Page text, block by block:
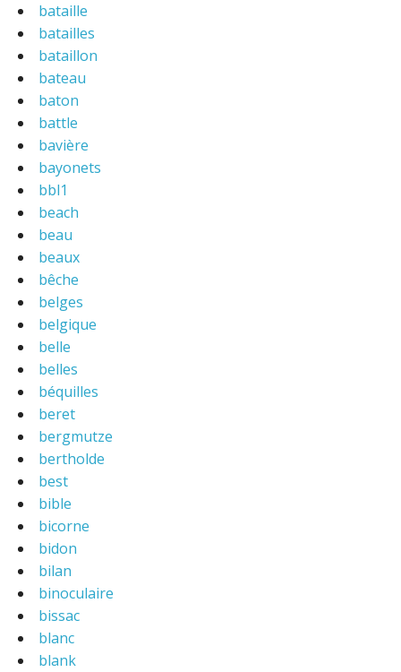
bataille
batailles
bataillon
bateau
baton
battle
bavière
bayonets
bbl1
beach
beau
beaux
bêche
belges
belgique
belle
belles
béquilles
beret
bergmutze
bertholde
best
bible
bicorne
bidon
bilan
binoculaire
bissac
blanc
blank